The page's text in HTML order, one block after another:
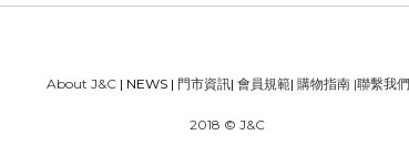
About J&C | NEWS | 門市資訊| 會員規範| 購物指南 |聯繫我們
2018 © J&C